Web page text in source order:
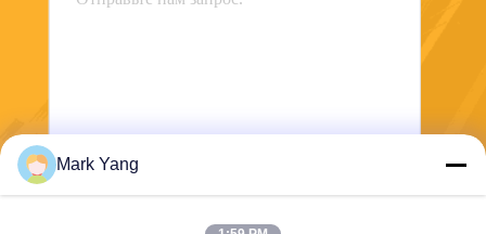
Отправить
Mark Yang